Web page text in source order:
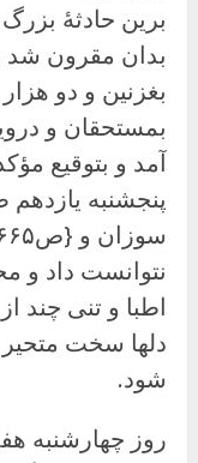
برین حادثهٔ
بدان مقرون شد
بغزنین و دو
بمستحقان و
آمد و بتوقیع
پنجشنبه
نتوانست داد و
اطبا و تنی چند
دلها سخت
شود.
روز چهارشنبه